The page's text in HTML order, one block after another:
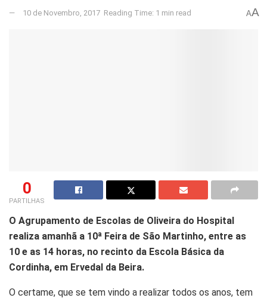
10 de Novembro, 2017 Reading Time: 1 min read AA
0
PARTILHAS
O Agrupamento de Escolas de Oliveira do Hospital
realiza amanhã a 10ª Feira de São Martinho, entre as
10 e as 14 horas, no recinto da Escola Básica da
Cordinha, em Ervedal da Beira.
O certame, que se tem vindo a realizar todos os anos, tem